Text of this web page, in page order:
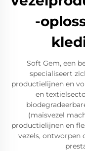
-
Soft Gem, een
specialiseert
productielijnen en
en
(maïsvezel
productielijnen en
vezels, ontworpen